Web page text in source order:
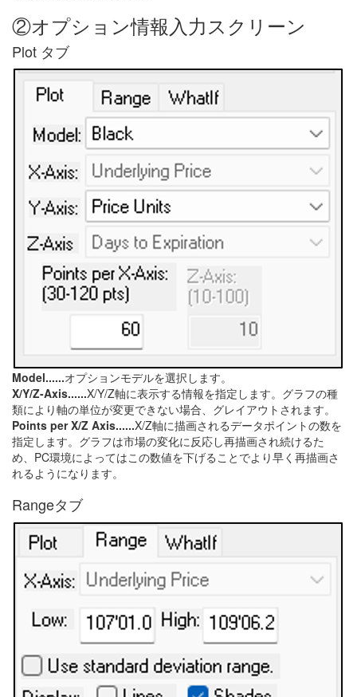
②オプション情報入力スクリーン
Plot タブ
Model......オプションモデルを選択します。
X/Y/Z-Axis......X/Y/Z軸に表示する情報を指定します。グラフの種
類により軸の単位が変更できない場合、グレイアウトされます。
Points per X/Z Axis......X/Z軸に描画されるデータポイントの数を
指定します。グラフは市場の変化に反応し再描画され続けるた
め、PC環境によってはこの数値を下げることでより早く再描画さ
れるようになります。
Rangeタブ